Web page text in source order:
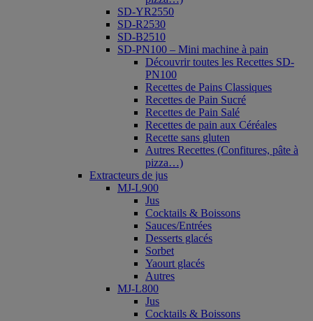
SD-YR2550
SD-R2530
SD-B2510
SD-PN100 – Mini machine à pain
Découvrir toutes les Recettes SD-
PN100
Recettes de Pains Classiques
Recettes de Pain Sucré
Recettes de Pain Salé
Recettes de pain aux Céréales
Recette sans gluten
Autres Recettes (Confitures, pâte à
pizza…)
Extracteurs de jus
MJ-L900
Jus
Cocktails & Boissons
Sauces/Entrées
Desserts glacés
Sorbet
Yaourt glacés
Autres
MJ-L800
Jus
Cocktails & Boissons